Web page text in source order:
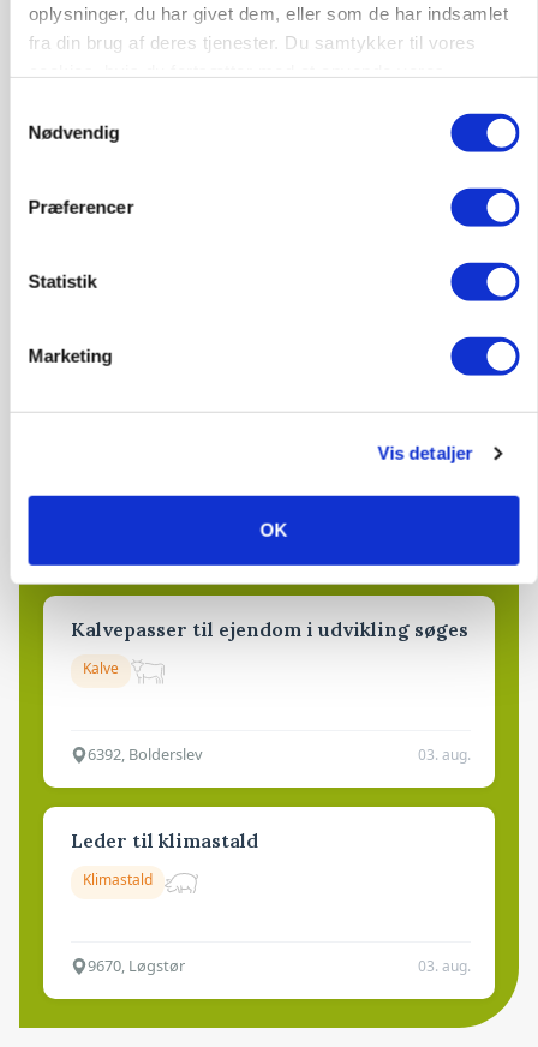
oplysninger, du har givet dem, eller som de har indsamlet
fra din brug af deres tjenester. Du samtykker til vores
Nødvendig
Præferencer
Statistik
Marketing
Vis detaljer
OK
dræn/entreprenørarbejde.
Anlæg
4690, Haslev 06. aug.
Lastbilchauffør søges til Henrik Haves
Godstransport
03. aug.
Medarbejdere til griseproduktion
Kalvepasser til ejendom i udvikling søges
Kalve
6392, Bolderslev 03. aug.
Leder til klimastald
Klimastald
9670, Løgstør 03. aug.